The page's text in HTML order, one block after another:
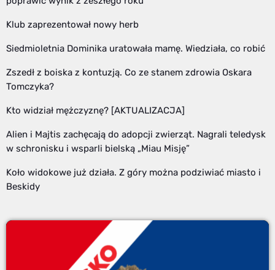
Klub zaprezentował nowy herb
Siedmioletnia Dominika uratowała mamę. Wiedziała, co robić
Zszedł z boiska z kontuzją. Co ze stanem zdrowia Oskara
Tomczyka?
Kto widział mężczyznę? [AKTUALIZACJA]
Alien i Majtis zachęcają do adopcji zwierząt. Nagrali teledysk
w schronisku i wsparli bielską „Miau Misję”
Koło widokowe już działa. Z góry można podziwiać miasto i
Beskidy